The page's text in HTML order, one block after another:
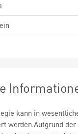
kann in
werden.Aufgrund der